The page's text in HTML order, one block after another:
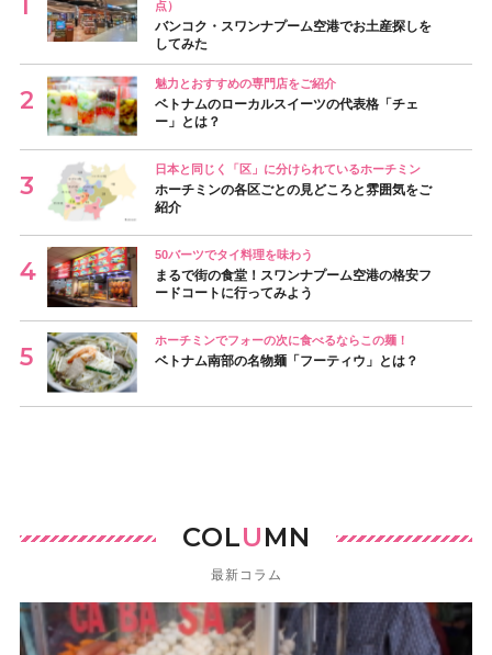
点）
バンコク・スワンナプーム空港でお土産探しを
してみた
魅力とおすすめの専門店をご紹介
ベトナムのローカルスイーツの代表格「チェ
ー」とは？
日本と同じく「区」に分けられているホーチミン
ホーチミンの各区ごとの見どころと雰囲気をご
紹介
50バーツでタイ料理を味わう
まるで街の食堂！スワンナプーム空港の格安フ
ードコートに行ってみよう
ホーチミンでフォーの次に食べるならこの麺！
ベトナム南部の名物麺「フーティウ」とは？
COLUMN
最新コラム